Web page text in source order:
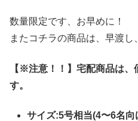
数量限定です、お早めに！
またコチラの商品は、早渡し
【※注意！！】宅配商品は、
す。
サイズ:5号相当(4〜6名向